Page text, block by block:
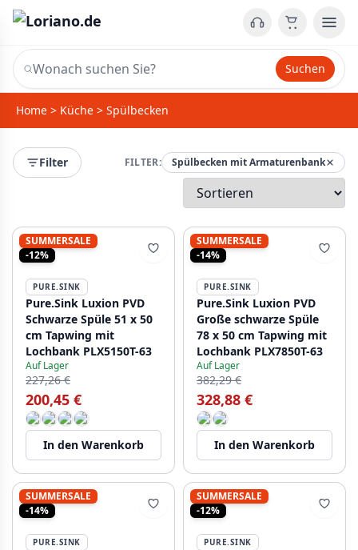
Suchen
Home > Küche > Spülbecken
Filter FILTER: Spülbecken mit Armaturenbank
SUMMERSALE
-12%
PURE.SINK
Pure.Sink Luxion PVD
Schwarze Spüle 51 x 50
cm Tapwing mit
Lochbank PLX5150T-63
Auf Lager
227,26 €
200,45 €
In den Warenkorb
SUMMERSALE
-14%
PURE.SINK
Pure.Sink Luxion PVD
Große schwarze Spüle
78 x 50 cm Tapwing mit
Lochbank PLX7850T-63
Auf Lager
382,29 €
328,88 €
In den Warenkorb
SUMMERSALE
-14%
PURE.SINK
SUMMERSALE
-12%
PURE.SINK